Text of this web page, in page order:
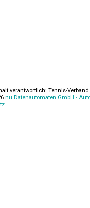
verantwortlich: Tennis-
nu Datenautomaten GmbH -